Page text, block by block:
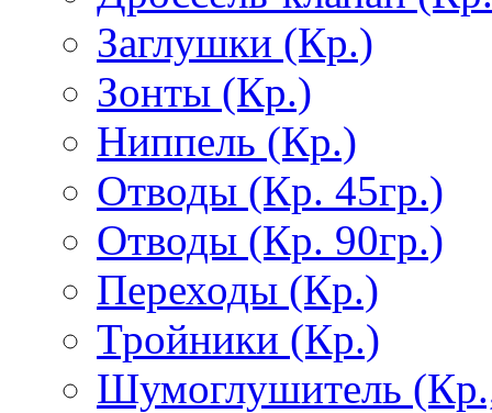
Заглушки (Кр.)
Зонты (Кр.)
Ниппель (Кр.)
Отводы (Кр. 45гр.)
Отводы (Кр. 90гр.)
Переходы (Кр.)
Тройники (Кр.)
Шумоглушитель